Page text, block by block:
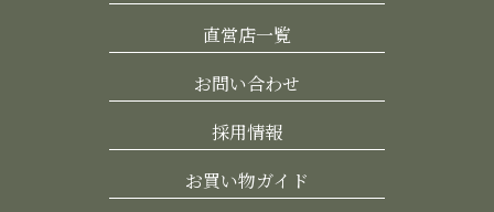
直営店一覧
お問い合わせ
採用情報
お買い物ガイド